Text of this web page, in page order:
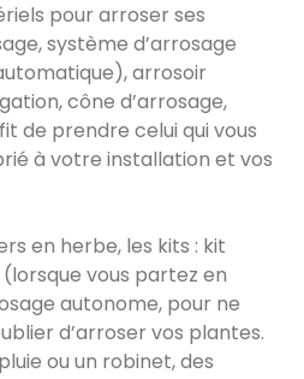
pour arroser ses
système d’arrosage
arrosoir
cône d’arrosage,
de prendre celui qui vous
à votre installation et vos
en herbe, les kits : kit
vous partez en
autonome, pour ne
d’arroser vos plantes.
ou un robinet, des